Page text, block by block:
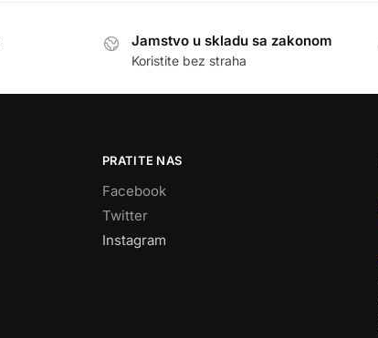
Jamstvo u skladu sa zakonom
Koristite bez straha
PRATITE NAS
Facebook
Twitter
Instagram